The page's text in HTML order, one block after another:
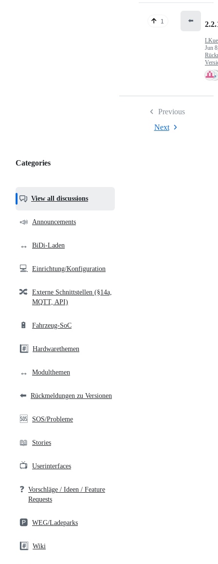
Categories,
helpful,
and
community
Categories
View all discussions
📣 Announcements
↔️ BiDi-Laden
💻 Einrichtung/Konfiguration
🔀 Externe Schnittstellen (§14a,
MQTT, API)
🔋 Fahrzeug-SoC
#️⃣ Hardwarethemen
↔️ Modulthemen
⬅️ Rückmeldungen zu Versionen
🆘 SOS/Probleme
📖 Stories
📺 Userinterfaces
❓ Vorschläge / Ideen / Feature
Requests
🅿️ WEG/Ladeparks
#️⃣ Wiki
1 ⬅️
Jun
Previous
Next